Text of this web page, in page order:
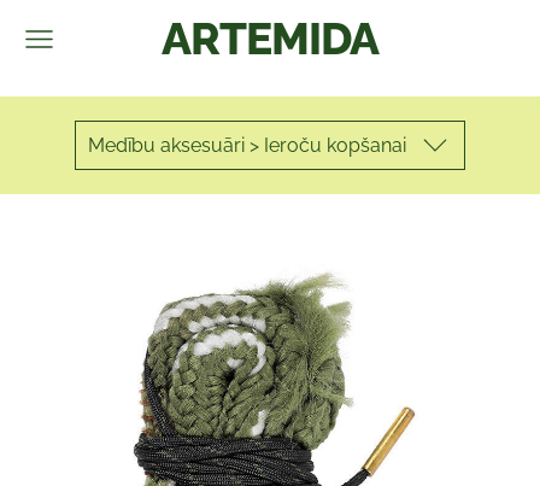
ARTEMIDA
Medību aksesuāri > Ieroču kopšanai